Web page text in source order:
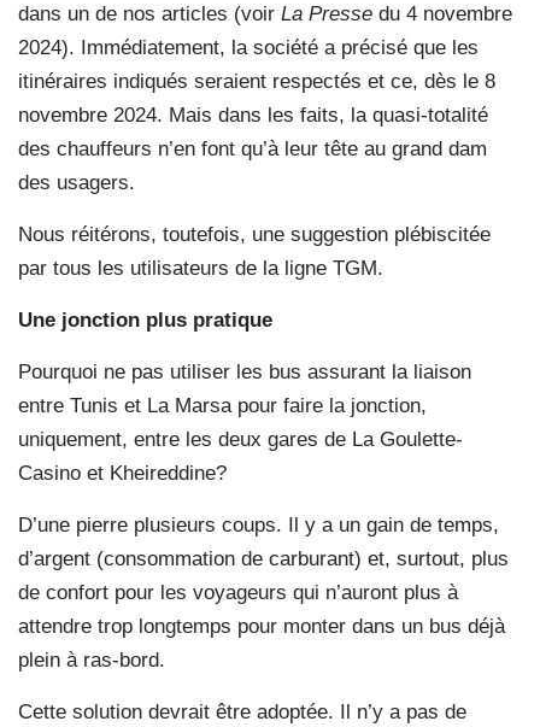
dans un de nos articles (voir La Presse du 4 novembre
2024). Immédiatement, la société a précisé que les
itinéraires indiqués seraient respectés et ce, dès le 8
novembre 2024. Mais dans les faits, la quasi-totalité
des chauffeurs n’en font qu’à leur tête au grand dam
des usagers.
Nous réitérons, toutefois, une suggestion plébiscitée
par tous les utilisateurs de la ligne TGM.
Une jonction plus pratique
Pourquoi ne pas utiliser les bus assurant la liaison
entre Tunis et La Marsa pour faire la jonction,
uniquement, entre les deux gares de La Goulette-
Casino et Kheireddine?
D’une pierre plusieurs coups. Il y a un gain de temps,
d’argent (consommation de carburant) et, surtout, plus
de confort pour les voyageurs qui n’auront plus à
attendre trop longtemps pour monter dans un bus déjà
plein à ras-bord.
Cette solution devrait être adoptée. Il n’y a pas de